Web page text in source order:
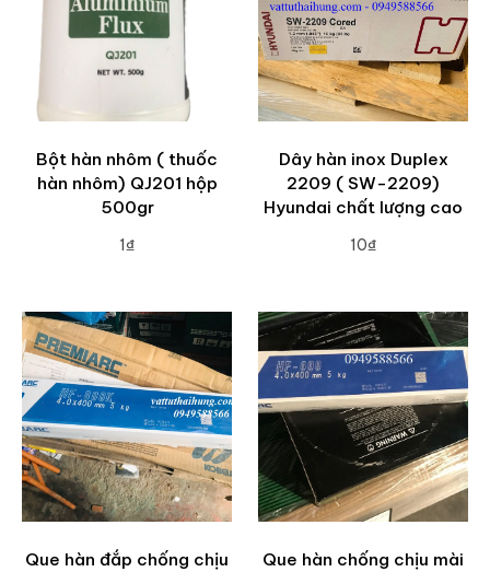
Bột hàn nhôm ( thuốc
hàn nhôm) QJ201 hộp
500gr
1₫
Dây hàn inox Duplex
2209 ( SW-2209)
Hyundai chất lượng cao
10₫
Que hàn đắp chống chịu
Que hàn chống chịu mài